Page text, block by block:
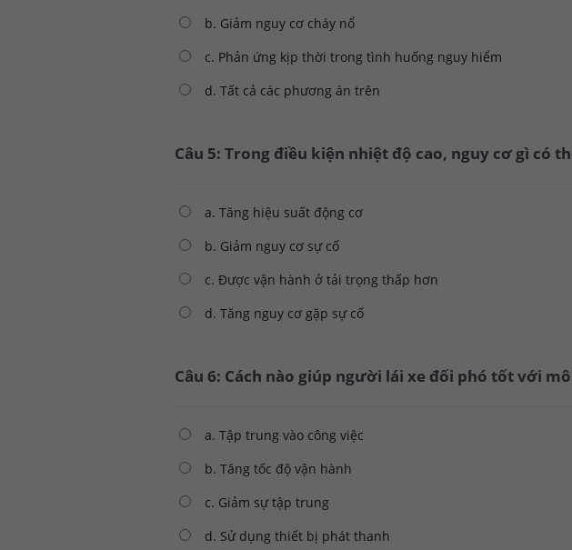
b. Giảm nguy cơ cháy nổ
c. Phản ứng kịp thời trong tình huống nguy hiểm
d. Tất cả các phương án trên
Câu 5: Trong điều kiện nhiệt độ cao, nguy cơ gì có
a. Tăng hiệu suất động cơ
b. Giảm nguy cơ sự cố
c. Được vận hành ở tải trọng thấp hơn
d. Tăng nguy cơ gặp sự cố
Câu 6: Cách nào giúp người lái xe đối phó tốt với
a. Tập trung vào công việc
b. Tăng tốc độ vận hành
c. Giảm sự tập trung
d. Sử dụng thiết bị phát thanh